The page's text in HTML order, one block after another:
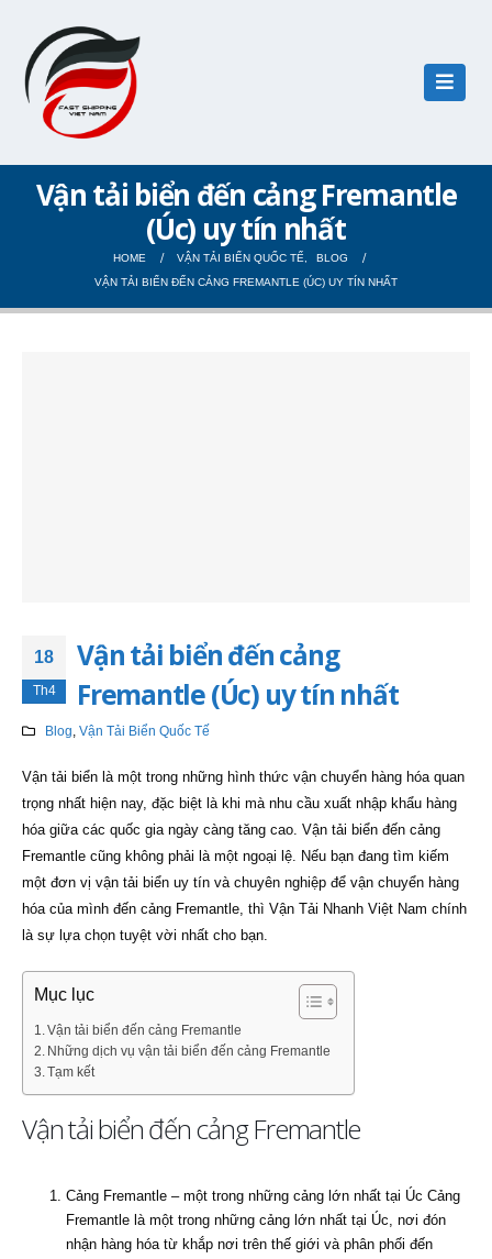
Vận tải biển đến cảng Fremantle
(Úc) uy tín nhất
HOME VẬN TẢI BIỂN QUỐC TẾ
BLOG
VẬN TẢI BIỂN ĐẾN CẢNG FREMANTLE (ÚC) UY TÍN NHẤT
18
Th4
Vận tải biển đến cảng
Fremantle (Úc) uy tín nhất
Blog Vận Tải Biển Quốc Tế
Vận tải biển là một trong những hình thức vận chuyển hàng hóa quan
trọng nhất hiện nay, đặc biệt là khi mà nhu cầu xuất nhập khẩu hàng
hóa giữa các quốc gia ngày càng tăng cao. Vận tải biển đến cảng
Fremantle cũng không phải là một ngoại lệ. Nếu bạn đang tìm kiếm
một đơn vị vận tải biển uy tín và chuyên nghiệp để vận chuyển hàng
hóa của mình đến cảng Fremantle, thì Vận Tải Nhanh Việt Nam chính
là sự lựa chọn tuyệt vời nhất cho bạn.
Mục lục
Vận tải biển đến cảng Fremantle
Những dịch vụ vận tải biển đến cảng Fremantle
Tạm kết
Vận tải biển đến cảng Fremantle
Cảng Fremantle – một trong những cảng lớn nhất tại Úc Cảng
Fremantle là một trong những cảng lớn nhất tại Úc, nơi đón
nhận hàng hóa từ khắp nơi trên thế giới và phân phối đến